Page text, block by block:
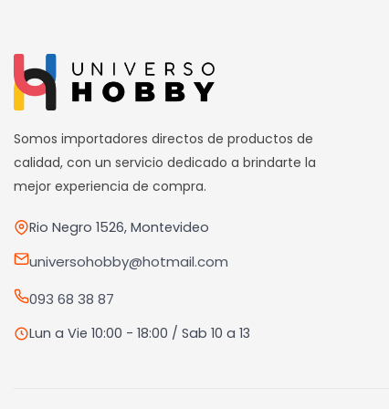
Somos importadores directos de productos de
calidad, con un servicio dedicado a brindarte la
mejor experiencia de compra.
Rio Negro 1526, Montevideo
universohobby@hotmail.com
093 68 38 87
Lun a Vie 10:00 - 18:00 / Sab 10 a 13